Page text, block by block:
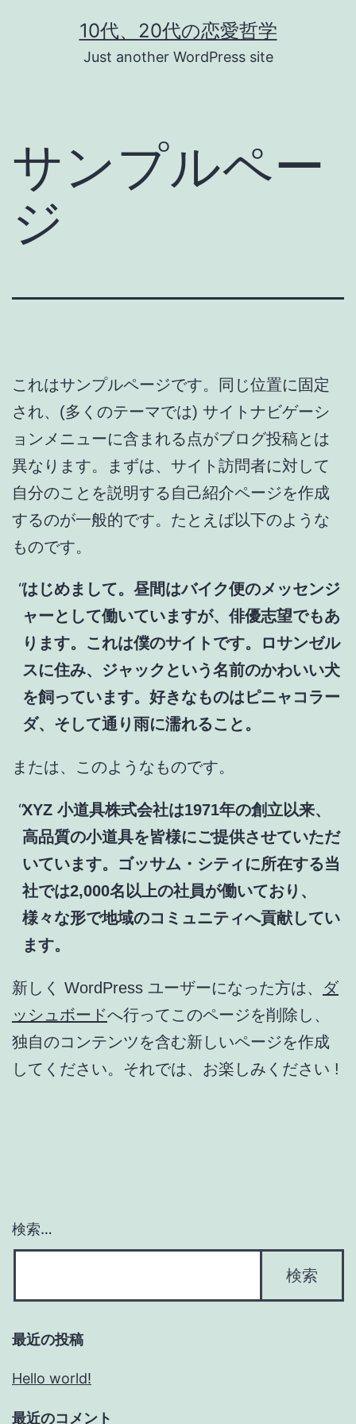
10代、20代の恋愛哲学
Just another WordPress site
サンプルペー
ジ
これはサンプルページです。同じ位置に固定
され、(多くのテーマでは) サイトナビゲーシ
ョンメニューに含まれる点がブログ投稿とは
異なります。まずは、サイト訪問者に対して
自分のことを説明する自己紹介ページを作成
するのが一般的です。たとえば以下のような
ものです。
はじめまして。昼間はバイク便のメッセンジ
ャーとして働いていますが、俳優志望でもあ
ります。これは僕のサイトです。ロサンゼル
スに住み、ジャックという名前のかわいい犬
を飼っています。好きなものはピニャコラー
ダ、そして通り雨に濡れること。
または、このようなものです。
XYZ 小道具株式会社は1971年の創立以来、
高品質の小道具を皆様にご提供させていただ
いています。ゴッサム・シティに所在する当
社では2,000名以上の社員が働いており、
様々な形で地域のコミュニティへ貢献してい
ます。
新しく WordPress ユーザーになった方は、 ダ
ッシュボードへ行ってこのページを削除し、
独自のコンテンツを含む新しいページを作成
してください。それでは、お楽しみください !
検索…
最近の投稿
Hello world!
最近のコメント